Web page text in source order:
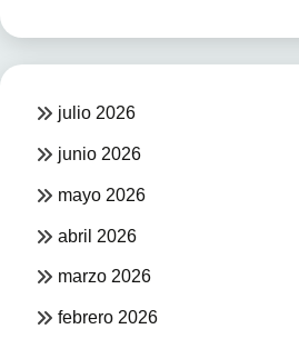
julio 2026
junio 2026
mayo 2026
abril 2026
marzo 2026
febrero 2026